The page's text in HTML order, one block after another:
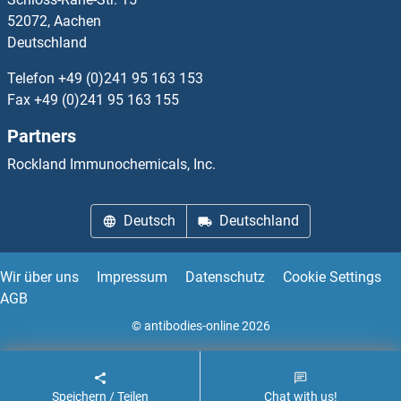
Ephrin B3 Antikörper
EPHX1 Antikörper
EPHX4 Antikörper
EPI Antikörper
52072, Aachen
Deutschland
Telefon +49 (0)241 95 163 153
Fax +49 (0)241 95 163 155
Partners
Rockland Immunochemicals, Inc.
Deutsch Deutschland
Wir über uns Impressum Datenschutz
Cookie Settings
AGB
© antibodies-online 2026
Speichern / Teilen Chat with us!